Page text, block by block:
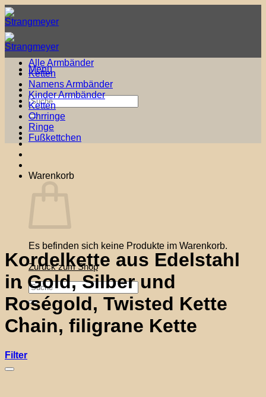
Zum
Inhalt
springen
Menü
Suche
nach:
Warenkorb
Es befinden sich keine Produkte im Warenkorb.
Zurück zum Shop
Suche
nach:
Alle Armbänder
Ketten
Namens Armbänder
Kinder Armbänder
Ketten
Ohrringe
Ringe
Fußkettchen
Kordelkette aus Edelstahl
in Gold, Silber und
Roségold, Twisted Kette
Chain, filigrane Kette
Filter